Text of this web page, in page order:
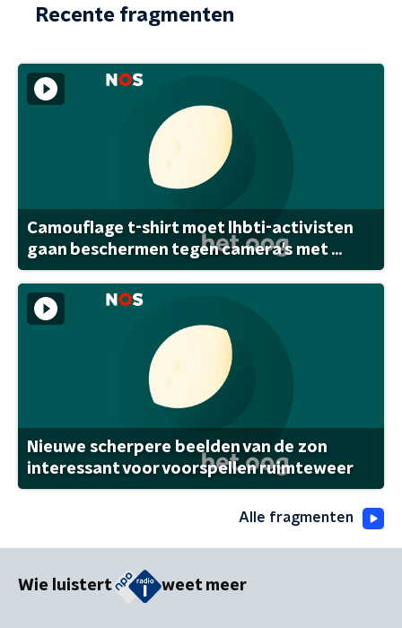
Recente fragmenten
Camouflage t-shirt moet lhbti-activisten
gaan beschermen tegen camera's met ...
Nieuwe scherpere beelden van de zon
interessant voor voorspellen ruimteweer
Alle fragmenten
Wie luistert weet meer